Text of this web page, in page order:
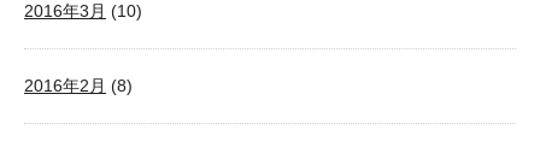
2016年3月 (10)
2016年2月 (8)